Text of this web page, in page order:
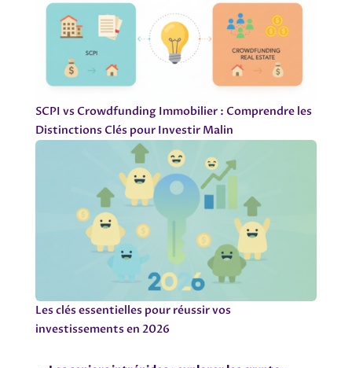
SCPI vs Crowdfunding Immobilier : Comprendre les
Distinctions Clés pour Investir Malin
Les clés essentielles pour réussir vos
investissements en 2026